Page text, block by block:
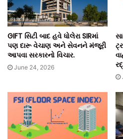
GIFT સિટી બાદ હવે ધોલેરા SIRમાં
પણ દારૂ વેચાણ અને સેવનને મંજૂરી
આપવા સરકારનો વિચાર.
June 24, 2026